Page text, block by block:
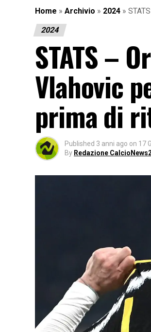
Home » Archivio » 2024 »
2024
STATS –
Vlahovic
prima di
Published 3 anni ago on 17
By Redazione